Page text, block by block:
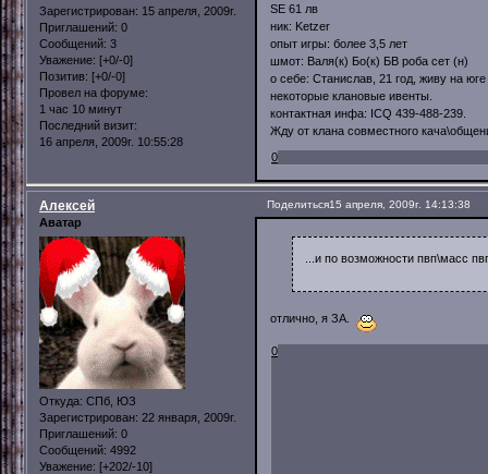
Зарегистрирован: 15 апреля, 2009г.
Приглашений: 0
Сообщений: 3
Уважение: [+0/-0]
Позитив: [+0/-0]
Провел на форуме:
1 час 10 минут
Последний визит:
16 апреля, 2009г. 10:55:28
SE 61 лв
ник: Ketzer
опыт игры: более 3,5 лет
шмот: Валя(к) Бо(к) БВ роба сет (н)
о себе: Станислав, 21 год, живу на
некоторые клановые ивенты.
контактная инфа: ICQ 439-488-239.
Жду от клана совместного
0
Поделиться15 апреля, 2009г. 14:13:38
Алексей
Аватар
Откуда: СПб, ЮЗ
Зарегистрирован: 22 января, 2009г.
Приглашений: 0
Сообщений: 4992
Уважение: [+202/-10]
...и по возможности пвп\масс
отлично, я ЗА.
0